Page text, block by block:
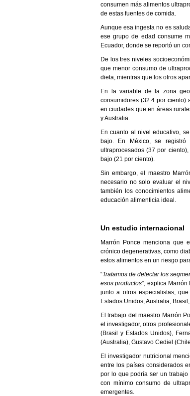
consumen más alimentos
de estas fuentes de comida.
Aunque esa ingesta no es
ese grupo de edad consume
Ecuador, donde se reportó un
De los tres niveles
que menor consumo de
dieta, mientras que los otros
En la variable de la zona
consumidores (32.4 por ciento)
en ciudades que en áreas
y Australia.
En cuanto al nivel educativo,
bajo. En México, se registró
ultraprocesados (37 por
bajo (21 por ciento).
Sin embargo, el maestro
necesario no solo evaluar el
también los conocimientos
educación alimenticia ideal.
Un estudio internacional
Marrón Ponce menciona que
crónico degenerativas, como
estos alimentos en un riesgo
“Tratamos de detectar los
esos productos”, explica Marrón
junto a otros especialistas,
Estados Unidos, Australia, Brasil,
El trabajo del maestro Marrón
el investigador, otros
(Brasil y Estados Unidos),
(Australia), Gustavo Cediel
El investigador nutricional
entre los países considerados
por lo que podría ser un
con mínimo consumo de
emergentes.